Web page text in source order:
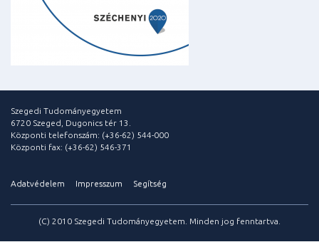
Szegedi Tudományegyetem
6720 Szeged, Dugonics tér 13.
Központi telefonszám: (+36-62) 544-000
Központi fax: (+36-62) 546-371
Adatvédelem Impresszum Segítség
(C) 2010 Szegedi Tudományegyetem. Minden jog fenntartva.